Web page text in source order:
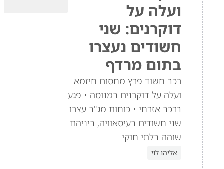
ועלה על
דוקרנים: שני
חשודים נעצרו
בתום מרדף
רכב חשוד פרץ מחסום חיזמא
ועלה על דוקרנים במנוסה • פגע
ברכב אזרחי • כוחות מג"ב עצרו
שני חשודים בעיסאוויה, ביניהם
שוהה בלתי חוקי
אליהו לוי